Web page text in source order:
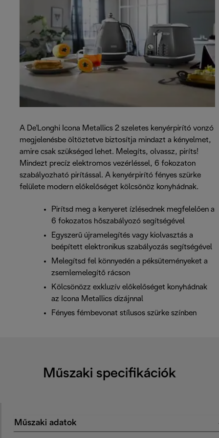
A De'Longhi Icona Metallics 2 szeletes kenyérpirító vonzó
megjelenésbe öltöztetve biztosítja mindazt a kényelmet,
amire csak szükséged lehet. Melegíts, olvassz, piríts!
Mindezt precíz elektromos vezérléssel, 6 fokozaton
szabályozható pirítással. A kenyérpirító fényes szürke
felülete modern előkelőséget kölcsönöz konyhádnak.
Pirítsd meg a kenyeret ízlésednek megfelelően a
6 fokozatos hőszabályozó segítségével
Egyszerű újramelegítés vagy kiolvasztás a
beépített elektronikus szabályozás segítségével
Melegítsd fel könnyedén a péksüteményeket a
zsemlemelegítő rácson
Kölcsönözz exkluzív előkelőséget konyhádnak
az Icona Metallics dizájnnal
Fényes fémbevonat stílusos szürke színben
Műszaki specifikációk
Műszaki adatok